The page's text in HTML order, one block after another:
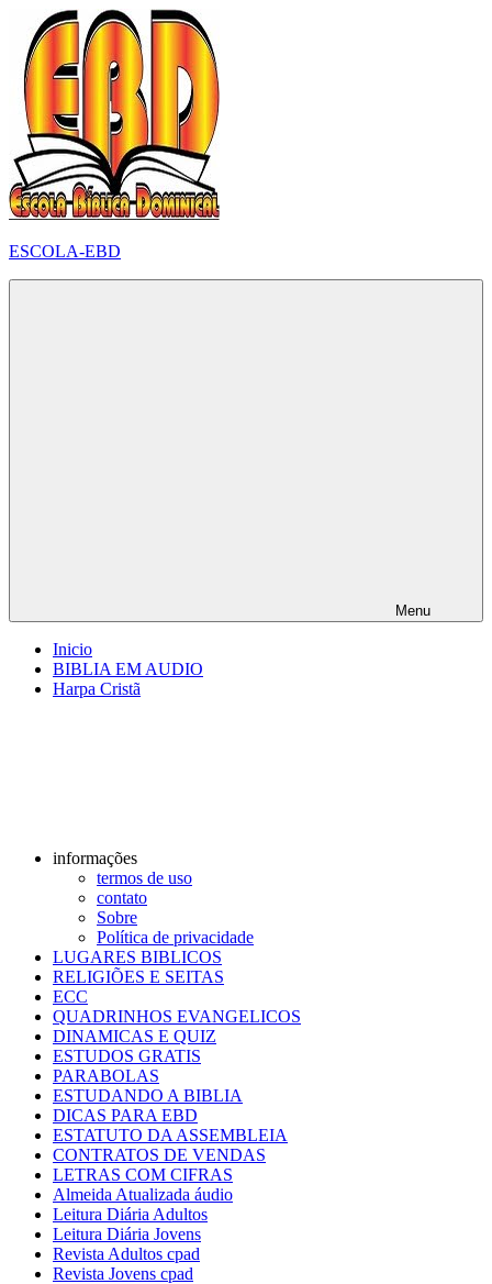
para
conteúdo
ESCOLA-EBD
Menu
Inicio
BIBLIA EM AUDIO
Harpa Cristã
informações
termos de uso
contato
Sobre
Política de privacidade
LUGARES BIBLICOS
RELIGIÕES E SEITAS
ECC
QUADRINHOS EVANGELICOS
DINAMICAS E QUIZ
ESTUDOS GRATIS
PARABOLAS
ESTUDANDO A BIBLIA
DICAS PARA EBD
ESTATUTO DA ASSEMBLEIA
CONTRATOS DE VENDAS
LETRAS COM CIFRAS
Almeida Atualizada áudio
Leitura Diária Adultos
Leitura Diária Jovens
Revista Adultos cpad
Revista Jovens cpad